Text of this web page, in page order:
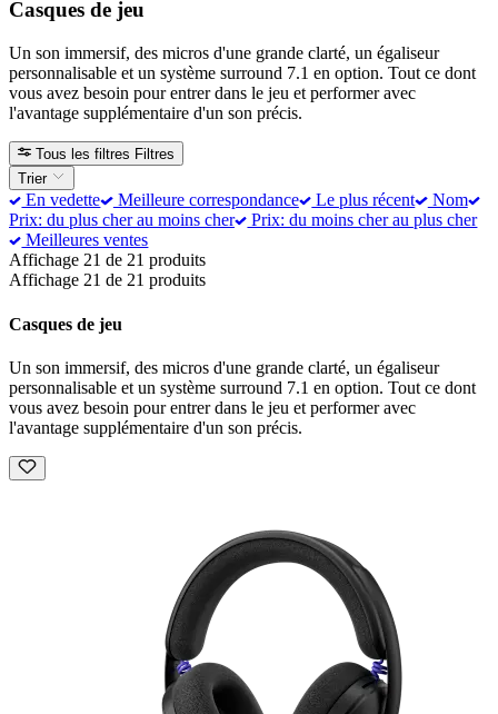
Casques de jeu
Un son immersif, des micros d'une grande clarté, un égaliseur
personnalisable et un système surround 7.1 en option. Tout ce dont
vous avez besoin pour entrer dans le jeu et performer avec
l'avantage supplémentaire d'un son précis.
Tous les filtres Filtres
Trier
En vedette Meilleure correspondance Le plus récent
Nom
Prix: du plus cher au moins cher
Prix: du moins cher au plus cher
Meilleures ventes
Affichage 21 de 21 produits
Affichage 21 de 21 produits
Casques de jeu
Un son immersif, des micros d'une grande clarté, un égaliseur
personnalisable et un système surround 7.1 en option. Tout ce dont
vous avez besoin pour entrer dans le jeu et performer avec
l'avantage supplémentaire d'un son précis.